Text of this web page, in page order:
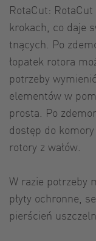
RotaCut:
krokach, co daje
tnących. Po
łopatek rotora
potrzeby
elementów w
prosta. Po
dostęp do
rotory z wałów.
W razie potrzeby
płyty ochronne,
pierścień